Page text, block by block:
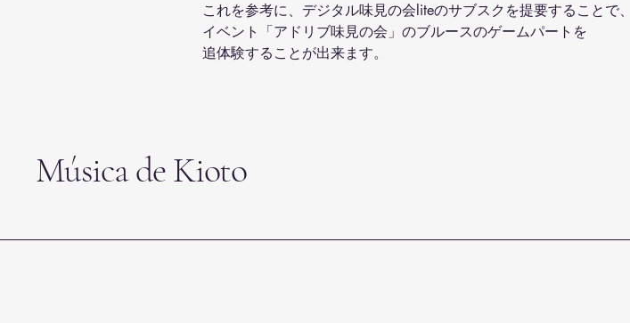
これを参考に、デジタル味見の会liteのサブスクを提要することで、
イベント「アドリブ味見の会」のブルースのゲームパートを
追体験することが出来ます。
Música de Kioto